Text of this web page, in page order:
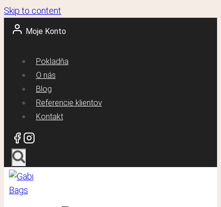
Skip to content
Moje Konto
Pokladňa
O nás
Blog
Referencie klientov
Kontakt